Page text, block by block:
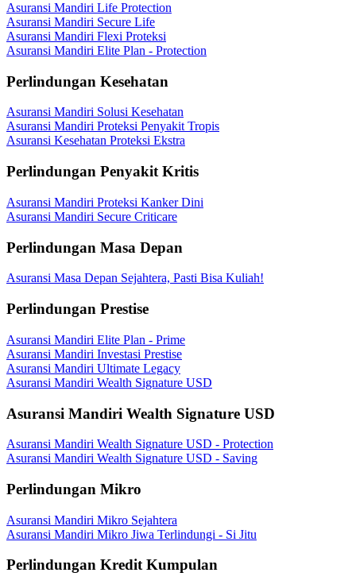
Asuransi Mandiri Life Protection
Asuransi Mandiri Secure Life
Asuransi Mandiri Flexi Proteksi
Asuransi Mandiri Elite Plan - Protection
Perlindungan Kesehatan
Asuransi Mandiri Solusi Kesehatan
Asuransi Mandiri Proteksi Penyakit Tropis
Asuransi Kesehatan Proteksi Ekstra
Perlindungan Penyakit Kritis
Asuransi Mandiri Proteksi Kanker Dini
Asuransi Mandiri Secure Criticare
Perlindungan Masa Depan
Asuransi Masa Depan Sejahtera, Pasti Bisa Kuliah!
Perlindungan Prestise
Asuransi Mandiri Elite Plan - Prime
Asuransi Mandiri Investasi Prestise
Asuransi Mandiri Ultimate Legacy
Asuransi Mandiri Wealth Signature USD
Asuransi Mandiri Wealth Signature USD
Asuransi Mandiri Wealth Signature USD - Protection
Asuransi Mandiri Wealth Signature USD - Saving
Perlindungan Mikro
Asuransi Mandiri Mikro Sejahtera
Asuransi Mandiri Mikro Jiwa Terlindungi - Si Jitu
Perlindungan Kredit Kumpulan